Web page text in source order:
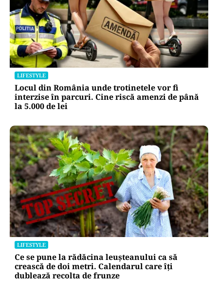
LIFESTYLE
Locul din România unde trotinetele vor fi
interzise în parcuri. Cine riscă amenzi de până
la 5.000 de lei
LIFESTYLE
Ce se pune la rădăcina leușteanului ca să
crească de doi metri. Calendarul care îți
dublează recolta de frunze